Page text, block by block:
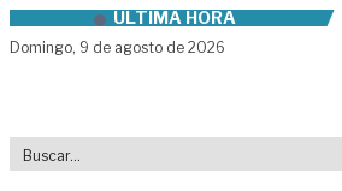
Skip to contentÚLTIMA HORA
Domingo, 9 de agosto de 2026